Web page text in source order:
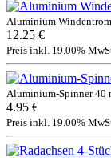
Aluminium
12.25 €
Preis inkl. 19.00%
Aluminium-Spinner 40
4.95 €
Preis inkl. 19.00%